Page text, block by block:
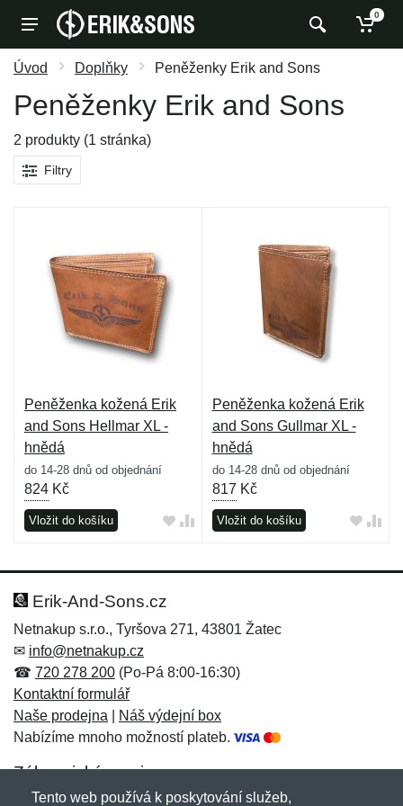
0
Úvod Doplňky Peněženky Erik and Sons
Peněženky Erik and Sons
2 produkty (1 stránka)
Filtry
Peněženka kožená Erik
and Sons Hellmar XL -
hnědá
do 14-28 dnů od objednání
824 Kč
Vložit do košíku
Peněženka kožená Erik
and Sons Gullmar XL -
hnědá
do 14-28 dnů od objednání
817 Kč
Vložit do košíku
Erik-And-Sons.cz
Netnakup s.r.o., Tyršova 271, 43801 Žatec
✉ info@netnakup.cz
☎ 720 278 200 (Po-Pá 8:00-16:30)
Kontaktní formulář
Naše prodejna
Náš výdejní box
Nabízíme mnoho možností plateb.
Zákaznický servis
Novinky emailem
Tento web používá k poskytování služeb,